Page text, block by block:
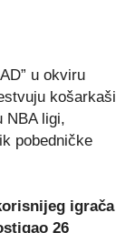
u okviru
košarkaši
NBA ligi,
pobedničke
igrača
26